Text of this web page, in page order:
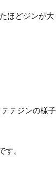
ほどジンが大
テジンの様子
す。